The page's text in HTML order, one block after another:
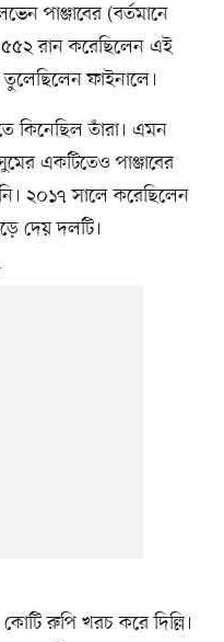
পাঞ্জাবের (বর্তমানে
৫৫২ রান করেছিলেন এই
তুলেছিলেন ফাইনালে।
কিনেছিল তাঁরা। এমন
একটিতেও পাঞ্জাবের
২০১৭ সালে করেছিলেন
দেয় দলটি।
রুপি খরচ করে দিল্লি।